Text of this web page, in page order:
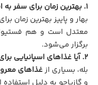
۱. بهترین زمان برای سفر به اسپانیا چه زمانی است؟
بهار و پاییز بهترین
معتدل است و هم
برگزار می‌شود.
۲. آیا غذاهای اسپانیایی برای ذائقه ایرانی مناسب هستند؟
بله، بسیاری ازغذاهای
و گازپاچو به دلیل